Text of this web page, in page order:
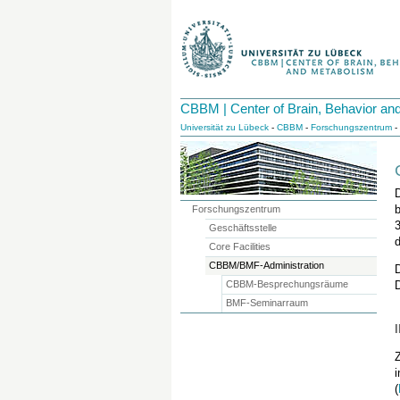
CBBM | Center of Brain, Behavior
Universität zu Lübeck - CBBM - Forschungszentrum -
(
Forschungszentrum
Geschäftsstelle
Core Facilities
CBBM/BMF-Administration
CBBM-Besprechungsräume
BMF-Seminarraum